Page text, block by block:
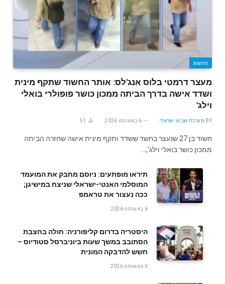
חדשות
מעצר דרמטי בלוס אנג'לס: אותר החשוד שתקף מינית
ושדד אישה בדרך הביתה ממכון כושר פופולרי בואלי
וילג'
BY מערכת שבוע ישראלי 6 באוגוסט 2026 51
חשוד בן 27 שנעצר בחשד ששדד ותקף מינית אישה שחזרה הביתה
ממכון כושר בואלי וילג',…
תיראו מופתעים: ניוסם מחבק את המועמד
המוסלמי האנטי-ישראלי שניצח במישיגן;
ככה נעצור את טראמפ
6 באוגוסט 2026
היסטריה בדרום קליפורניה: חולה בחצבת
הסתובב במשך שעות ביוניברסל סטודיוס –
חשש להדבקה המונית
6 באוגוסט 2026